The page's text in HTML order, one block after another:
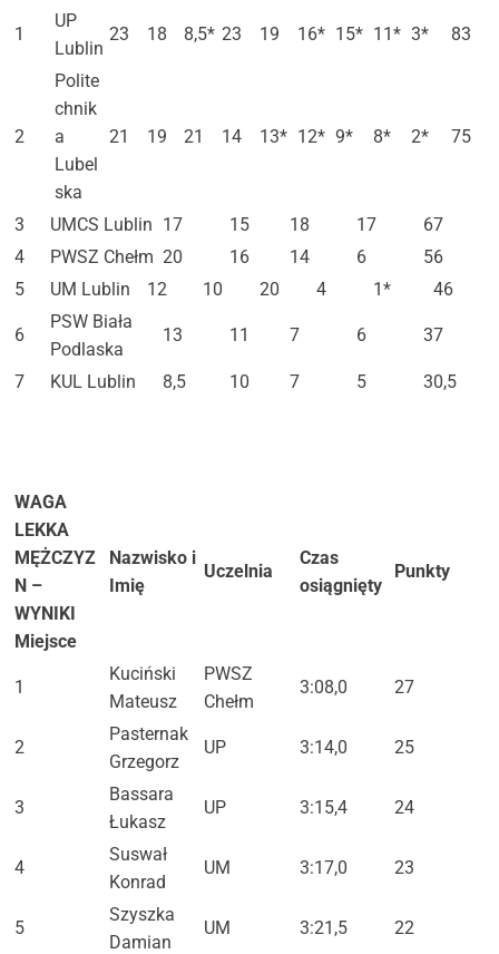
1
UP
Lublin
23 18 8,5* 23 19 16* 15* 11* 3* 83
2
Polite
chnik
a
Lubel
ska
21 19 21 14 13* 12* 9* 8* 2* 75
3 UMCS Lublin 17 15 18 17
67
4
PWSZ Chełm 20 16 14 6
56
5
UM Lublin 12 10 20 4 1* 46
6
PSW Biała
Podlaska
13 11 7 6 37
7 KUL Lublin 8,5 10 7 5 30,5
WAGA
LEKKA
MĘŻCZYZ
N –
WYNIKI
Miejsce
Nazwisko i
Imię
Uczelnia
Czas
osiągnięty
Punkty
1
Kuciński
Mateusz
PWSZ
Chełm
3:08,0 27
2
Pasternak
Grzegorz
UP 3:14,0 25
3
Bassara
Łukasz
UP 3:15,4 24
4
Suswał
Konrad
UM 3:17,0 23
5
Szyszka
Damian
UM 3:21,5 22